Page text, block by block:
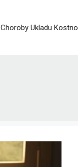
Choroby Ukladu Kostno